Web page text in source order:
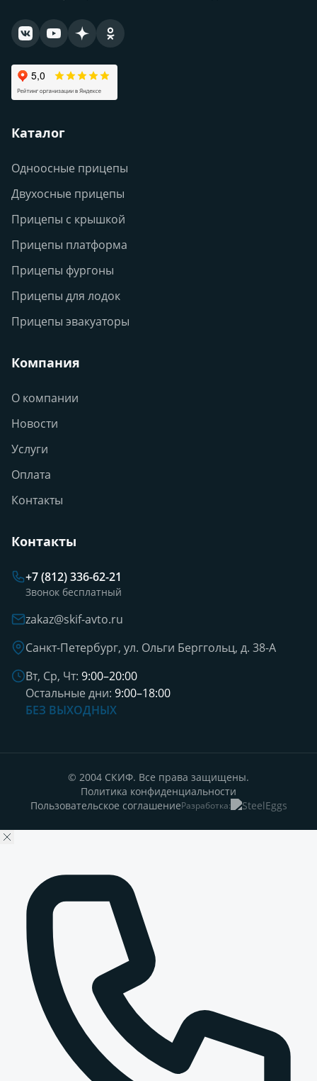
Каталог
Одноосные прицепы
Двухосные прицепы
Прицепы с крышкой
Прицепы платформа
Прицепы фургоны
Прицепы для лодок
Прицепы эвакуаторы
Компания
О компании
Новости
Услуги
Оплата
Контакты
Контакты
+7 (812) 336-62-21
Звонок бесплатный
zakaz@skif-avto.ru
Санкт-Петербург, ул. Ольги Берггольц, д. 38-А
Вт, Ср, Чт: 9:00–20:00
Остальные дни: 9:00–18:00
БЕЗ ВЫХОДНЫХ
© 2004 СКИФ. Все права защищены.
Политика конфиденциальности
Пользовательское соглашениеРазработка: